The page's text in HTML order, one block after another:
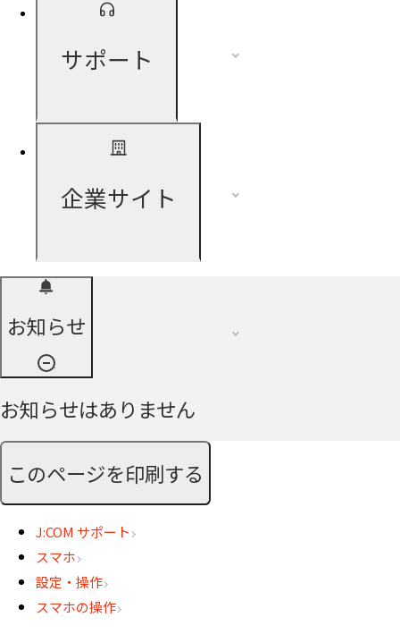
サポート
企業サイト
お知らせ
お知らせはありません
このページを印刷する
J:COM サポート
スマホ
設定・操作
スマホの操作